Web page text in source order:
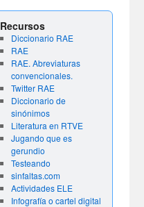
Recursos
Diccionario RAE
RAE
RAE. Abreviaturas
convencionales.
Twitter RAE
Diccionario de
sinónimos
Literatura en RTVE
Jugando que es
gerundio
Testeando
sinfaltas.com
Actividades ELE
Infografía o cartel digital